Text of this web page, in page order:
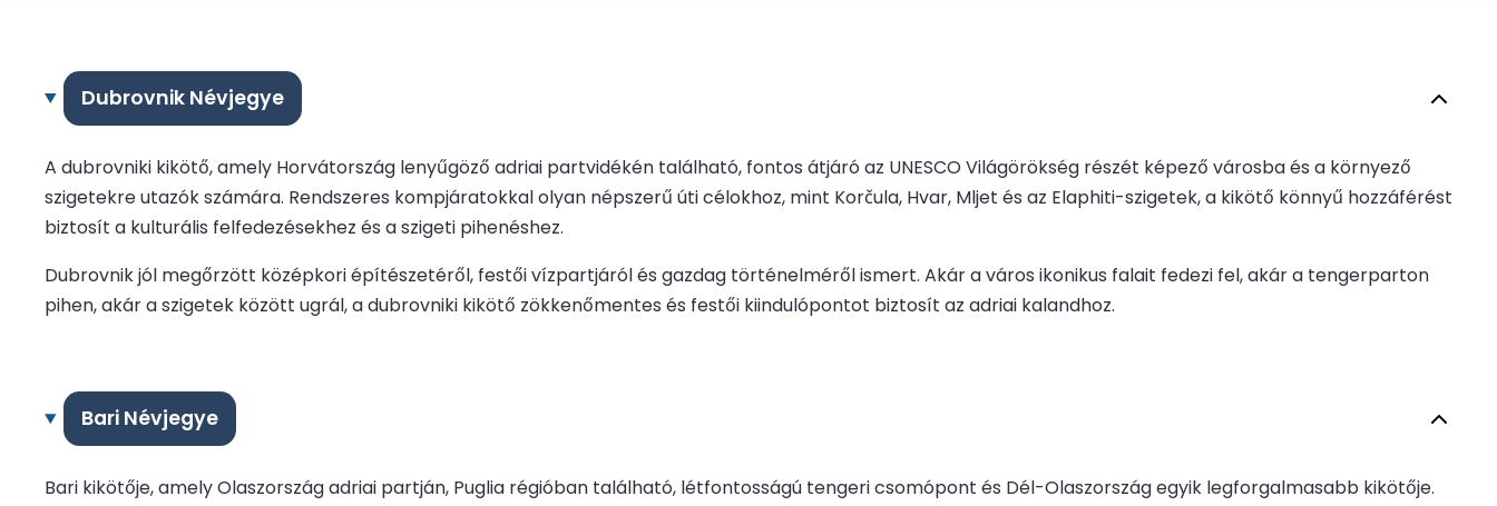
Dubrovnik Névjegye
A dubrovniki kikötő, amely Horvátország lenyűgöző adriai partvidékén található, fontos átjáró az UNESCO Világörökség részét képező városba és a környező
szigetekre utazók számára. Rendszeres kompjáratokkal olyan népszerű úti célokhoz, mint Korčula, Hvar, Mljet és az Elaphiti-szigetek, a kikötő könnyű hozzáférést
biztosít a kulturális felfedezésekhez és a szigeti pihenéshez.
Dubrovnik jól megőrzött középkori építészetéről, festői vízpartjáról és gazdag történelméről ismert. Akár a város ikonikus falait fedezi fel, akár a tengerparton
pihen, akár a szigetek között ugrál, a dubrovniki kikötő zökkenőmentes és festői kiindulópontot biztosít az adriai kalandhoz.
Bari Névjegye
Bari kikötője, amely Olaszország adriai partján, Puglia régióban található, létfontosságú tengeri csomópont és Dél-Olaszország egyik legforgalmasabb kikötője.